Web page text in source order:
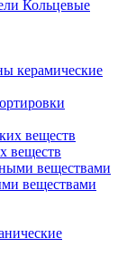
Кольцевые
керамические
веществ
веществами